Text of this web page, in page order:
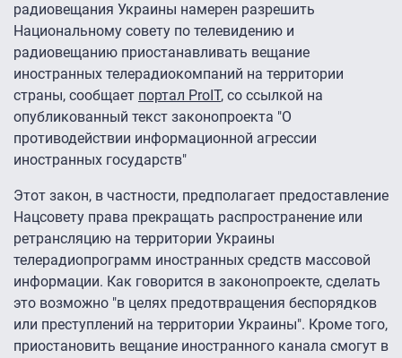
радиовещания Украины намерен разрешить
Национальному совету по телевидению и
радиовещанию приостанавливать вещание
иностранных телерадиокомпаний на территории
страны, сообщает портал ProIT, со ссылкой на
опубликованный текст законопроекта "О
противодействии информационной агрессии
иностранных государств"
Этот закон, в частности, предполагает предоставление
Нацсовету права прекращать распространение или
ретрансляцию на территории Украины
телерадиопрограмм иностранных средств массовой
информации. Как говорится в законопроекте, сделать
это возможно "в целях предотвращения беспорядков
или преступлений на территории Украины". Кроме того,
приостановить вещание иностранного канала смогут в